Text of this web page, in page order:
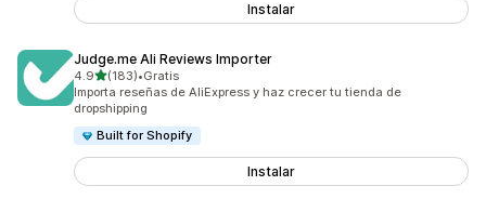
Instalar
Judge.me Ali Reviews Importer
4.9de 5 estrellas
(183)
183 reseñas en total
•Gratis
Importa reseñas de AliExpress y haz crecer tu tienda de
dropshipping
Built for Shopify
Instalar